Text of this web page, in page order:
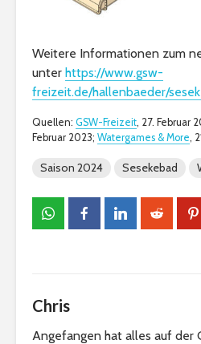
Weitere Informationen zum
unter https://www.gsw-
freizeit.de/hallenbaeder/
Quellen: GSW-Freizeit, 27. Februar
Februar 2023; Watergames & More,
Saison 2024 Sesekebad
Chris
Angefangen hat alles auf der